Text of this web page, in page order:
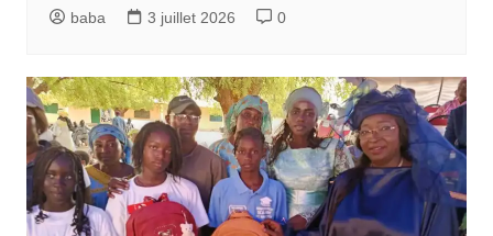
baba 3 juillet 2026 0